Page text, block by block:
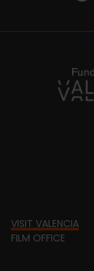
Footer
VISIT VALENCIA
FILM OFFICE